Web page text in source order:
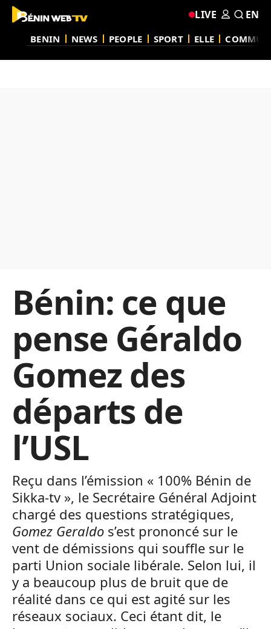
BENIN NEWS PEOPLE SPORT ELLE
LIVE EN
Bénin: ce que
pense Géraldo
Gomez des
départs de
l’USL
Reçu dans l’émission « 100% Bénin de
Sikka-tv », le Secrétaire Général Adjoint
chargé des questions stratégiques,
Gomez Geraldo s’est prononcé sur le
vent de démissions qui souffle sur le
parti Union sociale libérale. Selon lui, il
y a beaucoup plus de bruit que de
réalité dans ce qui est agité sur les
réseaux sociaux. Ceci étant dit, le